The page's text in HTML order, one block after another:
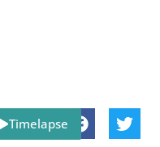
Share:
Timelapse